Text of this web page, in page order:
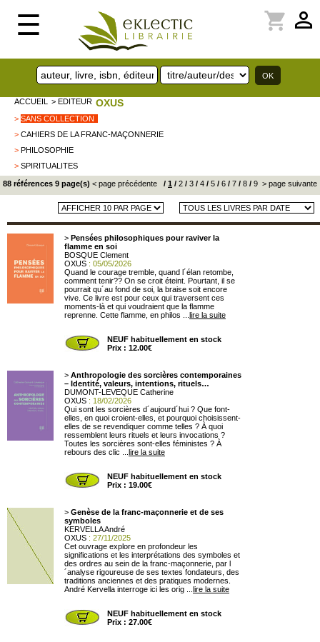
☰ perm_identity
shopping_cart
ACCUEIL > EDITEUR OXUS
> SANS COLLECTION
> CAHIERS DE LA FRANC-MAÇONNERIE
> PHILOSOPHIE
> SPIRITUALITES
88 références 9 page(s) < page précédente / 1 / 2 / 3 / 4 / 5 / 6 / 7 / 8 / 9 > page suivante
> Pensées philosophiques pour raviver la
flamme en soi
BOSQUE Clement
OXUS : 05/05/2026
Quand le courage tremble, quand l´élan retombe,
comment tenir?? On se croit éteint. Pourtant, il se
pourrait qu´au fond de soi, la braise soit encore
vive. Ce livre est pour ceux qui traversent ces
moments-là et qui voudraient que la flamme
reprenne. Cette flamme, en philos ... lire la suite
NEUF habituellement en stock
Prix : 12.00€
> Anthropologie des sorcières contemporaines
– Identité, valeurs, intentions, rituels…
DUMONT-LEVEQUE Catherine
OXUS : 18/02/2026
Qui sont les sorcières d´aujourd´hui ? Que font-
elles, en quoi croient-elles, et pourquoi choisissent-
elles de se revendiquer comme telles ? À quoi
ressemblent leurs rituels et leurs invocations ?
Toutes les sorcières sont-elles féministes ? À
rebours des clic ... lire la suite
NEUF habituellement en stock
Prix : 19.00€
> Genèse de la franc-maçonnerie et de ses
symboles
KERVELLA André
OXUS : 27/11/2025
Cet ouvrage explore en profondeur les
significations et les interprétations des symboles et
des ordres au sein de la franc-maçonnerie, par l
´analyse rigoureuse de ses textes fondateurs, des
traditions anciennes et des pratiques modernes.
André Kervella interroge ici les orig ... lire la suite
NEUF habituellement en stock
Prix : 27.00€